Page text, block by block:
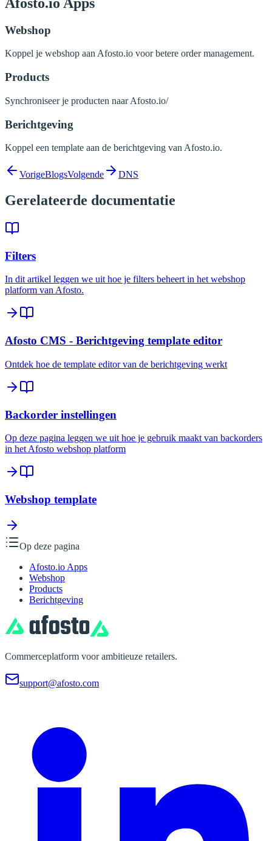
Webshop
Koppel je webshop aan Afosto.io voor betere order management.
Products
Synchroniseer je producten naar Afosto.io/
Berichtgeving
Koppel een template aan de berichtgeving van Afosto.io.
VorigeBlogsVolgende DNS
Gerelateerde documentatie
Filters
In dit artikel leggen we uit hoe je filters beheert in het webshop
platform van Afosto.
Afosto CMS - Berichtgeving template editor
Ontdek hoe de template editor van de berichtgeving werkt
Backorder instellingen
Op deze pagina leggen we uit hoe je gebruik maakt van backorders
in het Afosto webshop platform
Webshop template
Op deze pagina
Afosto.io Apps
Webshop
Products
Berichtgeving
Commerceplatform voor ambitieuze retailers.
support@afosto.com